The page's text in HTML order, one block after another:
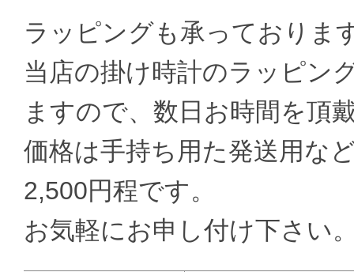
ラッピングも承っておりま
当店の掛け時計のラッピン
ますので、数日お時間を頂
価格は手持ち用た発送用な
2,500円程です。
お気軽にお申し付け下さい